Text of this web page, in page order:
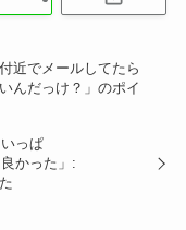
近でメールしてたら
んだっけ？」のポイ
っぱ
かった」: